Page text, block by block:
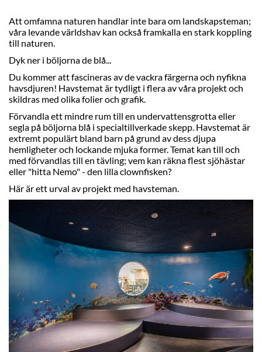
Att omfamna naturen handlar inte bara om landskapsteman;
våra levande världshav kan också framkalla en stark koppling
till naturen.
Dyk ner i böljorna de blå...
Du kommer att fascineras av de vackra färgerna och nyfikna
havsdjuren! Havstemat är tydligt i flera av våra projekt och
skildras med olika folier och grafik.
Förvandla ett mindre rum till en undervattensgrotta eller
segla på böljorna blå i specialtillverkade skepp. Havstemat är
extremt populärt bland barn på grund av dess djupa
hemligheter och lockande mjuka former. Temat kan till och
med förvandlas till en tävling; vem kan räkna flest sjöhästar
eller "hitta Nemo" - den lilla clownfisken?
Här är ett urval av projekt med havsteman.